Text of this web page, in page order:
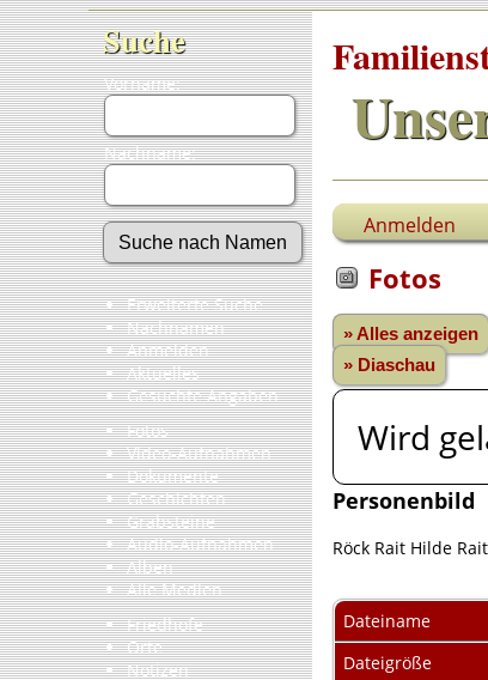
Suche
Vorname:
Nachname:
Erweiterte Suche
Nachnamen
Anmelden
Aktuelles
Gesuchte Angaben
Fotos
Video-Aufnahmen
Dokumente
Geschichten
Grabsteine
Audio-Aufnahmen
Alben
Alle Medien
Friedhöfe
Orte
Notizen
Anmelden
Fotos
» Alles anzeigen
» Diaschau
Wird
Personenbild
Röck Rait Hilde
Dateiname
Dateigröße